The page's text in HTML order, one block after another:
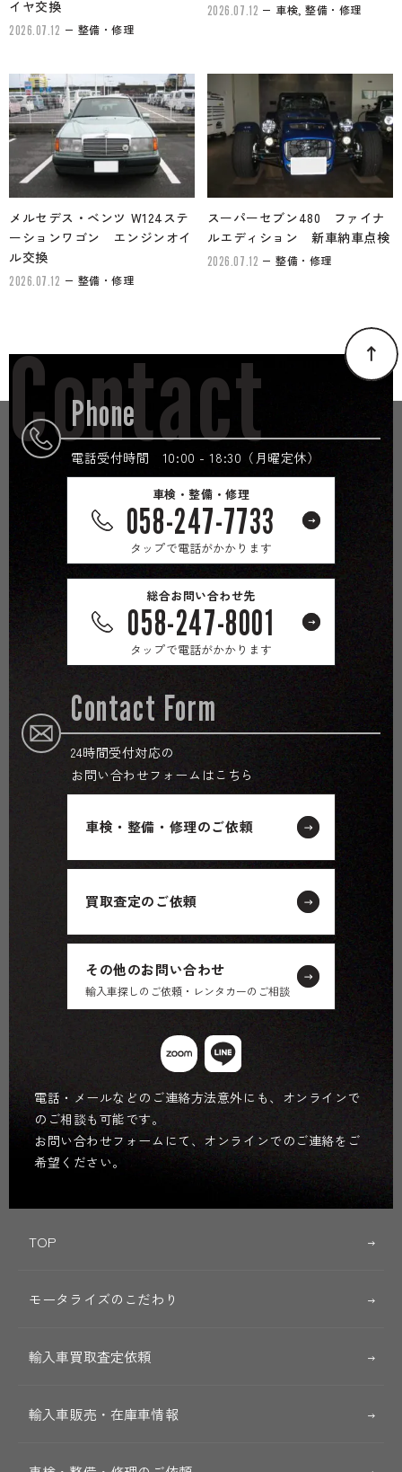
イヤ交換
2026.07.12 整備・修理
2026.07.12 車検, 整備・修理
メルセデス・ベンツ W124ステ
ーションワゴン エンジンオイ
ル交換
2026.07.12 整備・修理
スーパーセブン480 ファイナ
ルエディション 新車納車点検
2026.07.12 整備・修理
Phone
電話受付時間 10:00 - 18:30（月曜定休）
車検・整備・修理
058-247-7733
タップで電話がかかります
総合お問い合わせ先
058-247-8001
タップで電話がかかります
Contact Form
24時間受付対応の
お問い合わせフォームはこちら
車検・整備・修理のご依頼
買取査定のご依頼
その他のお問い合わせ
輸入車探しのご依頼・レンタカーのご相談
電話・メールなどのご連絡方法意外にも、オンラインで
のご相談も可能です。
お問い合わせフォームにて、オンラインでのご連絡をご
希望ください。
Contact
TOP
モータライズのこだわり
輸入車買取査定依頼
輸入車販売・在庫車情報